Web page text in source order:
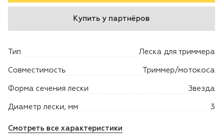
Культиваторы
Двигатели
Аксессуары
Снегоотбрасыватели
Садовые ножницы
Купить у партнёров
Тип Леска для триммера
Совместимость Триммер/мотокоса
Форма сечения лески Звезда
Диаметр лески, мм 3
Смотреть все характеристики